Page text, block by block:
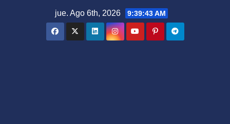
jue. Ago 6th, 2026 9:39:45 AM